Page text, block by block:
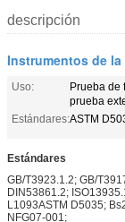
descripción
Instrumentos de
Uso:
Prueba de
prueba
Estándares:ASTM
Estándares
GB/T3923.1.2; GB/
DIN53861.2;
L1093ASTM D5035;
NFG07-001;